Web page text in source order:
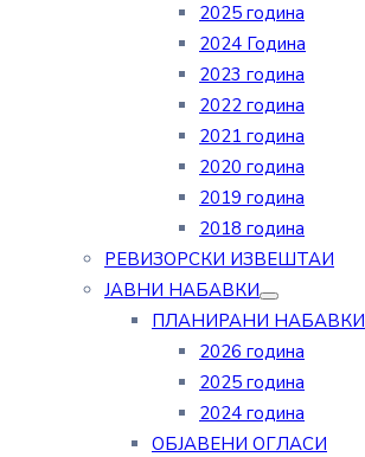
2025 година
2024 Година
2023 година
2022 година
2021 година
2020 година
2019 година
2018 година
РЕВИЗОРСКИ ИЗВЕШТАИ
ЈАВНИ НАБАВКИ
ПЛАНИРАНИ НАБАВКИ
2026 година
2025 година
2024 година
ОБЈАВЕНИ ОГЛАСИ